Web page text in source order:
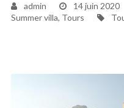
admin 14 juin 2020
Summer villa, Tours